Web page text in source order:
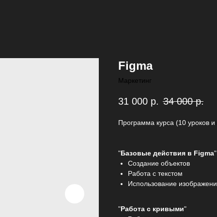
Figma
Маркетинг
31 000 р. 34 000 р.
Программа курса (10 уроков
"Базовые действия в Figma"
Создание объектов
Работа с текстом
Использование
"Работа с кривыми"